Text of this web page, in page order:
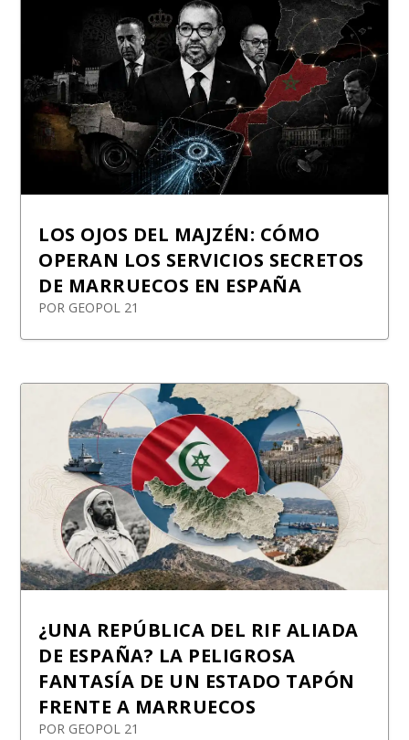
LOS OJOS DEL MAJZÉN: CÓMO
OPERAN LOS SERVICIOS SECRETOS
DE MARRUECOS EN ESPAÑA
POR GEOPOL 21
¿UNA REPÚBLICA DEL RIF ALIADA
DE ESPAÑA? LA PELIGROSA
FANTASÍA DE UN ESTADO TAPÓN
FRENTE A MARRUECOS
POR GEOPOL 21